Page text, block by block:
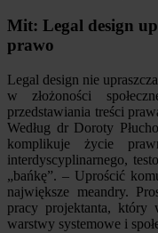
Mit: Legal design
prawo
Legal design nie
w złożoności
przedstawiania treści
Według dr Doroty
komplikuje życie
interdyscyplinarnego,
„bańkę”. – Uprościć
największe meandry.
pracy projektanta,
warstwy systemowe i